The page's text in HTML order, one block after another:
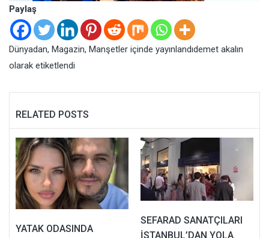
Paylaş
Dünyadan, Magazin, Manşetler içinde yayınlandıdemet akalın
olarak etiketlendi
RELATED POSTS
YATAK ODASINDA
SEFARAD SANATÇILARI
İSTANBUL’DAN YOLA